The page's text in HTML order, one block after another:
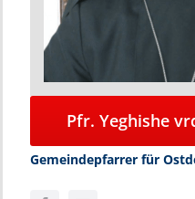
Pfr. Yeghishe
Gemeindepfarrer für